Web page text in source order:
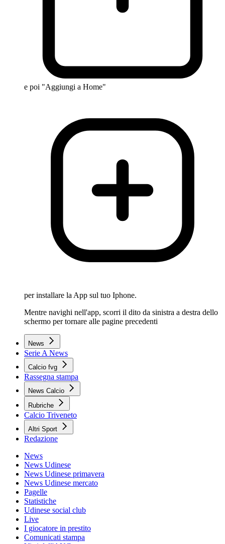
e poi "Aggiungi a Home"
per installare la App sul tuo Iphone.
Mentre navighi nell'app, scorri il dito da sinistra a destra dello
schermo per tornare alle pagine precedenti
News
Serie A News
Calcio fvg
Rassegna stampa
News Calcio
Rubriche
Calcio Triveneto
Altri Sport
Redazione
News
News Udinese
News Udinese primavera
News Udinese mercato
Pagelle
Statistiche
Udinese social club
Live
I giocatore in prestito
Comunicati stampa